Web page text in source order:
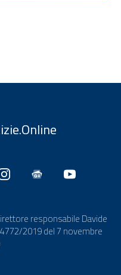
responsabile Davide
2019 del 7 novembre